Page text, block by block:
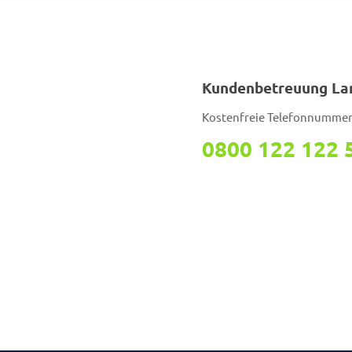
Kundenbetreuung
Kostenfreie Telefonnummer
0800 122 122